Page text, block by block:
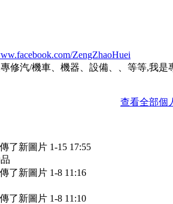
ZengZhaoHuei
修汽/機車、機器、設備、、等等,我是
查看全部個
了新圖片 1-15 17:55
了新圖片 1-8 11:16
了新圖片 1-8 11:10